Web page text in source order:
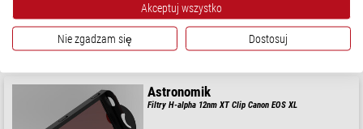
$ 438,00
gotowe do wysyłki w1-2 tygodni
Astronomik
Filtry H-alpha 12nm XT Clip Canon EOS XL
Akceptuj wszystko
Nie zgadzam się Dostosuj